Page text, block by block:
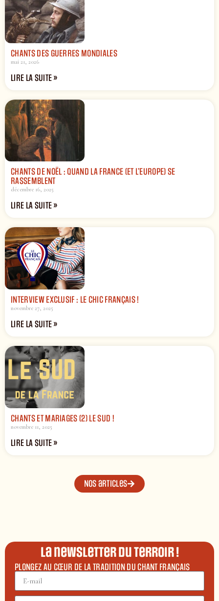
CHANTS DES GUERRES MONDIALES
mai 21, 2026
LIRE LA SUITE »
CHANTS DE NOËL : QUAND LA FRANCE (ET L’EUROPE) SE
RASSEMBLENT
décembre 16, 2025
LIRE LA SUITE »
INTERVIEW EXCLUSIF : LE CHIC FRANÇAIS !
novembre 27, 2025
LIRE LA SUITE »
CHANTS ET MARIAGES (2) LE SUD !
novembre 11, 2025
LIRE LA SUITE »
Nos articles
La newsletter du terroir !
PLONGEZ AU CŒUR DE LA TRADITION DU CHANT FRANÇAIS